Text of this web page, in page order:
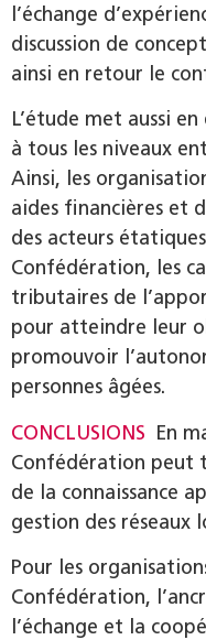
l’échange
discussion de
ainsi en retour le
L’étude met aussi
à tous les niveaux
Ainsi, les
aides financières et
des acteurs
Confédération, les
tributaires de
pour atteindre leur
promouvoir
personnes âgées.
CONCLUSIONS En
Confédération peut
de la connaissance
gestion des réseaux
Pour les
Confédération,
l’échange et la